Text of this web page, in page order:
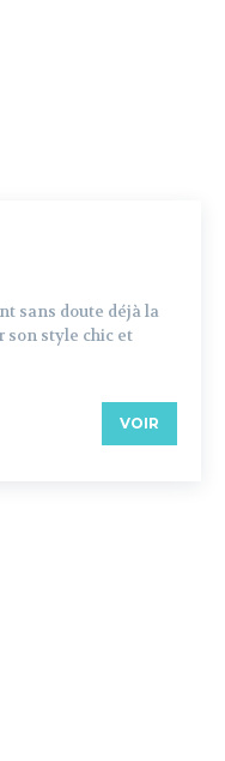
sans doute déjà la
son style chic et
VOIR